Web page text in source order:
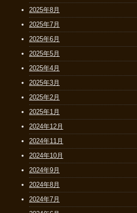
2025年8月
2025年7月
2025年6月
2025年5月
2025年4月
2025年3月
2025年2月
2025年1月
2024年12月
2024年11月
2024年10月
2024年9月
2024年8月
2024年7月